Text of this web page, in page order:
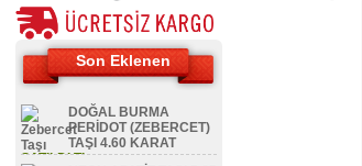
Son Eklenen
DOĞAL BURMA
PERİDOT (ZEBERCET)
TAŞI 4.60 KARAT
SATILDI TL